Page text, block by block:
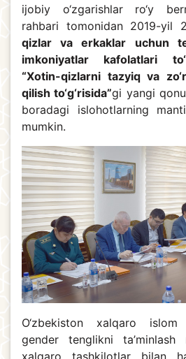
ijobiy o‘zgarishlar ro‘y
rahbari tomonidan 2019-yil
qizlar va erkaklar uchun
imkoniyatlar kafolatlari
“Xotin-qizlarni tazyiq va
qilish to‘g‘risida”gi yangi
boradagi islohotlarning
mumkin.
O‘zbekiston xalqaro
gender tenglikni ta’minlash
xalqaro tashkilotlar bilan